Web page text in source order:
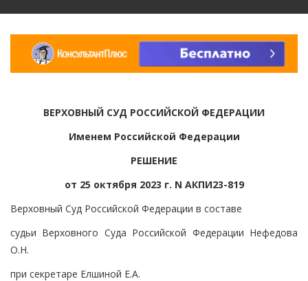
ВЕРХОВНЫЙ СУД РОССИЙСКОЙ ФЕДЕРАЦИИ
Именем Российской Федерации
РЕШЕНИЕ
от 25 октября 2023 г. N АКПИ23-819
Верховный Суд Российской Федерации в составе
судьи Верховного Суда Российской Федерации Нефедова
О.Н.
при секретаре Елшиной Е.А.